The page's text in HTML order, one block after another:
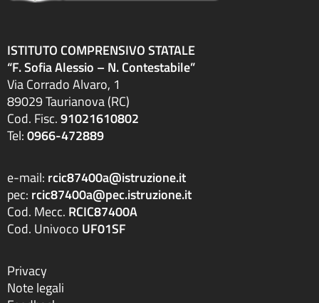
ISTITUTO COMPRENSIVO STATALE
“F. Sofia Alessio – N. Contestabile”
Via Corrado Alvaro, 1
89029 Taurianova (RC)
Cod. Fisc.91021610802
Tel:0966-472889
e-mail: rcic87400a@istruzione.it
pec: rcic87400a@pec.istruzione.it
Cod. Mecc. RCIC87400A
Cod. Univoco UF01SF
Privacy
Note legali